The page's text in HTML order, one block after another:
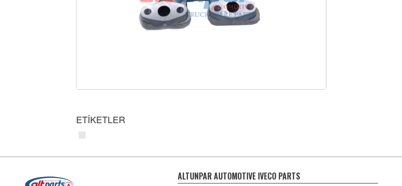
ETİKETLER
ALTUNPAR AUTOMOTIVE IVECO PARTS